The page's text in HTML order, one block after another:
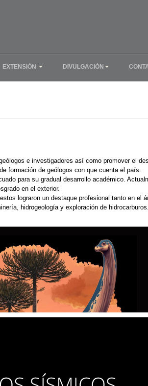
EXTENSIÓN DIVULGACIÓN
e investigadores así como promover el
formación de geólogos con que cuenta el país.
para su gradual desarrollo académico.
en el exterior.
lograron un destaque profesional tanto en el
hidrogeología y exploración de hidrocarburos.